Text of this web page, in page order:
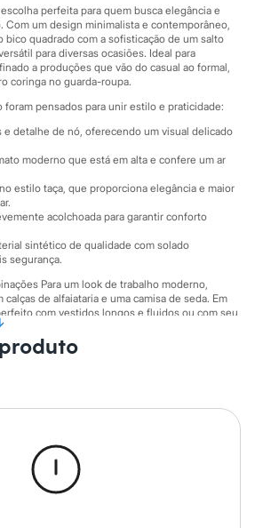
perfeita para quem busca elegância e
Com um design minimalista e contemporâneo,
bico quadrado com a sofisticação de um salto
para diversas ocasiões. Ideal para
a produções que vão do casual ao formal,
coringa no guarda-roupa.
pensados para unir estilo e praticidade:
e detalhe de nó, oferecendo um visual delicado
moderno que está em alta e confere um ar
estilo taça, que proporciona elegância e maior
acolchoada para garantir conforto
sintético de qualidade com solado
segurança.
Para um look de trabalho moderno,
de alfaiataria e uma camisa de seda. Em
com vestidos longos e fluidos ou com seu
wide leg. Para a noite, aposte na combinação
elegante, criando um visual sofisticado sem